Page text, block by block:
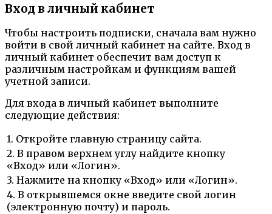
Вход в личный кабинет
Чтобы настроить подписки, сначала вам нужно
войти в свой личный кабинет на сайте. Вход в
личный кабинет обеспечит вам доступ к
различным настройкам и функциям вашей
учетной записи.
Для входа в личный кабинет выполните
следующие действия:
1. Откройте главную страницу сайта.
2. В правом верхнем углу найдите кнопку
«Вход» или «Логин».
3. Нажмите на кнопку «Вход» или «Логин».
4. В открывшемся окне введите свой логин
(электронную почту) и пароль.